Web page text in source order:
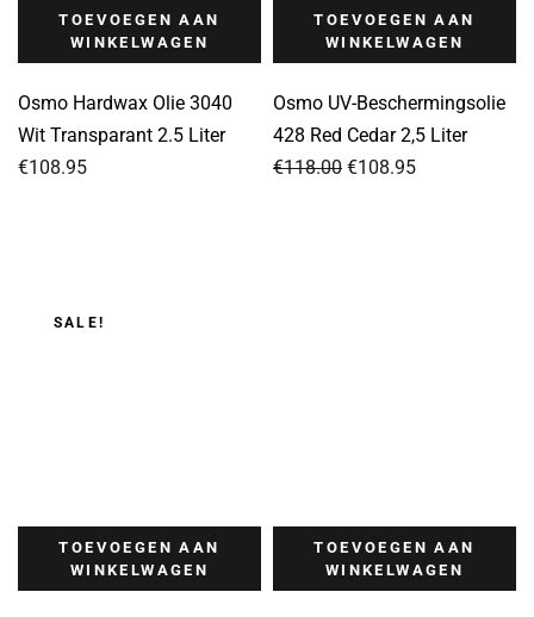
TOEVOEGEN AAN
WINKELWAGEN
Osmo Hardwax Olie 3040
Wit Transparant 2.5 Liter
€108.95
TOEVOEGEN AAN
WINKELWAGEN
Osmo UV-Beschermingsolie
428 Red Cedar 2,5 Liter
€118.00
Oorspronkelijke
€108.95
Huidige
SALE!
TOEVOEGEN AAN
WINKELWAGEN
TOEVOEGEN AAN
WINKELWAGEN